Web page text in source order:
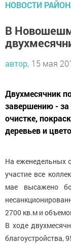
НОВОСТИ
В
автор, 15 мая
Двухмесячник
завершению - за
очистке,
деревьев и
На еженедельных
участие все
мае высажено
2700 кв.м и
В ходе
благоустройства,